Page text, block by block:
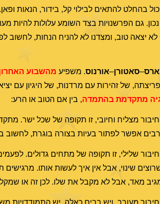
בהחלט להתאים לבילוי קל, בידור, הנאות
נכון. גם הפרשנויות בצד השומע עלולות
יצאה טוב, ומצדנו לא להניח הנחות, לחשוב
–סאטורן–אורנוס. משפיע מהשבוע
של זהירות עם מרדנות, של היגיון עם
מתקדמת בהתמדה, בין אם הטוב או הרע:
מצליח וחיובי, זו תקופה של שכל ישר.
אפשר לפתור בעיות בצורה בוגרת, לחשוב
שלילי, זו תקופה של מתחים גדולים.
שינוי, אבל אין איך לעשות אותו.
מאד, אבל לא מקבל את שלו. לכן זה או
מעורב, ויש רבים כאלה, יש